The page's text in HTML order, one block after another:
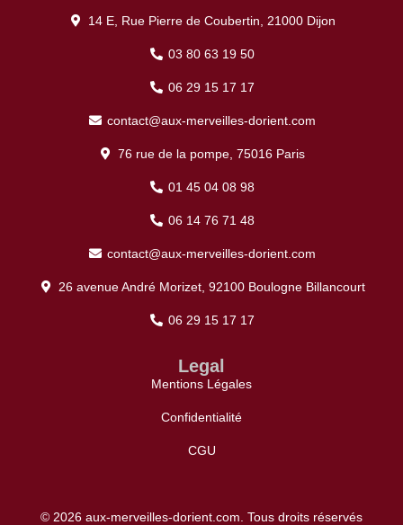
14 E, Rue Pierre de Coubertin, 21000 Dijon
03 80 63 19 50
06 29 15 17 17
contact@aux-merveilles-dorient.com
76 rue de la pompe, 75016 Paris
01 45 04 08 98
06 14 76 71 48
contact@aux-merveilles-dorient.com
26 avenue André Morizet, 92100 Boulogne Billancourt
06 29 15 17 17
Legal
Mentions Légales
Confidentialité
CGU
© 2026 aux-merveilles-dorient.com. Tous droits réservés